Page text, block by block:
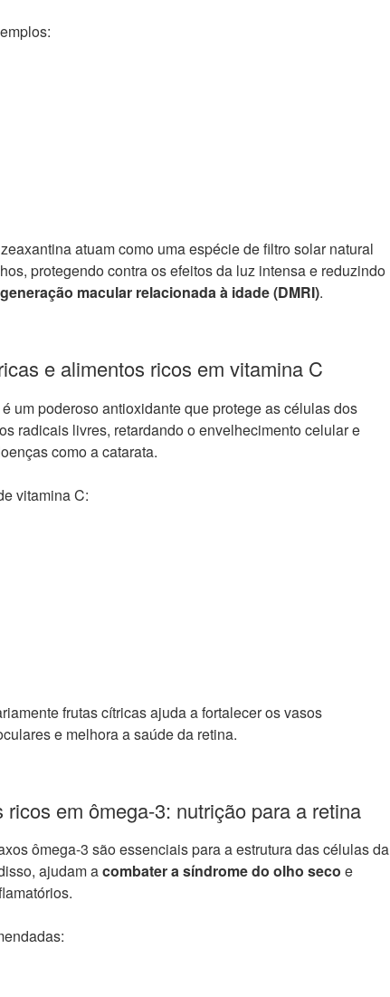
atuam como uma espécie de filtro solar natural
protegendo contra os efeitos da luz intensa e reduzindo
macular relacionada à idade (DMRI).
e alimentos ricos em vitamina C
um poderoso antioxidante que protege as células dos
radicais livres, retardando o envelhecimento celular e
como a catarata.
vitamina C:
frutas cítricas ajuda a fortalecer os vasos
e melhora a saúde da retina.
ricos em ômega-3: nutrição para a retina
ômega-3 são essenciais para a estrutura das células da
ajudam acombater a síndrome do olho seco e